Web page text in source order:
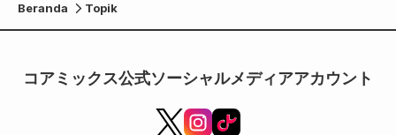
Beranda Topik
コアミックス公式ソーシャルメディアアカウント